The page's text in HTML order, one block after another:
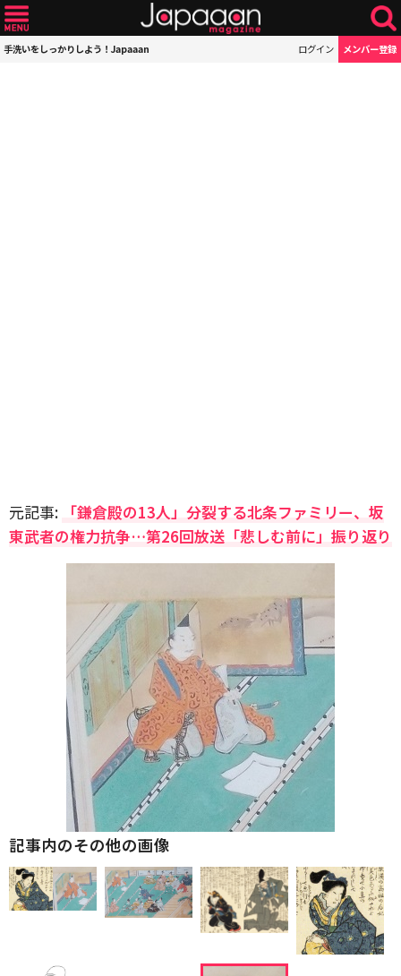
手洗いをしっかりしよう！Japaaan ログイン メンバー登録
元記事: 「鎌倉殿の13人」分裂する北条ファミリー、坂
東武者の権力抗争…第26回放送「悲しむ前に」振り返り
記事内のその他の画像